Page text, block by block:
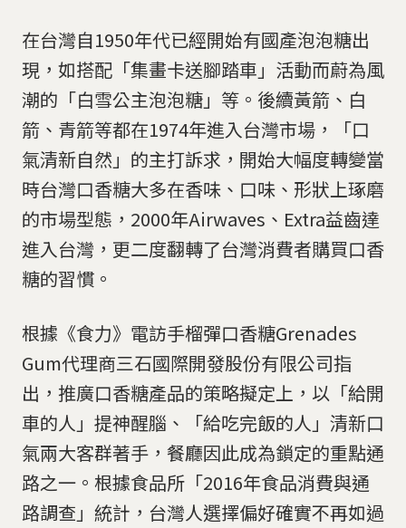
在台灣自1950年代已經開始有國產泡泡糖出
現，如搭配「集畫卡送腳踏車」活動而蔚為風
潮的「白雪公主泡泡糖」等。後續黃箭、白
箭、青箭等都在1974年進入台灣市場，「口
氣清新自然」的主打訴求，開始大幅度轉變當
時台灣口香糖大多在香味、口味、形狀上琢磨
的市場型態，2000年Airwaves、Extra益齒達
進入台灣，更二度翻轉了台灣消費者購買口香
糖的習慣。
根據《食力》電訪手榴彈口香糖Grenades
Gum代理商三石國際開發股份有限公司指
出，推廣口香糖產品的策略擬定上，以「給開
車的人」提神醒腦、「給吃完飯的人」清新口
氣兩大客群著手，餐廳因此成為鎖定的重點通
路之一。根據食品所「2016年食品消費與通
路調查」統計，台灣人選擇偏好確實不再如過